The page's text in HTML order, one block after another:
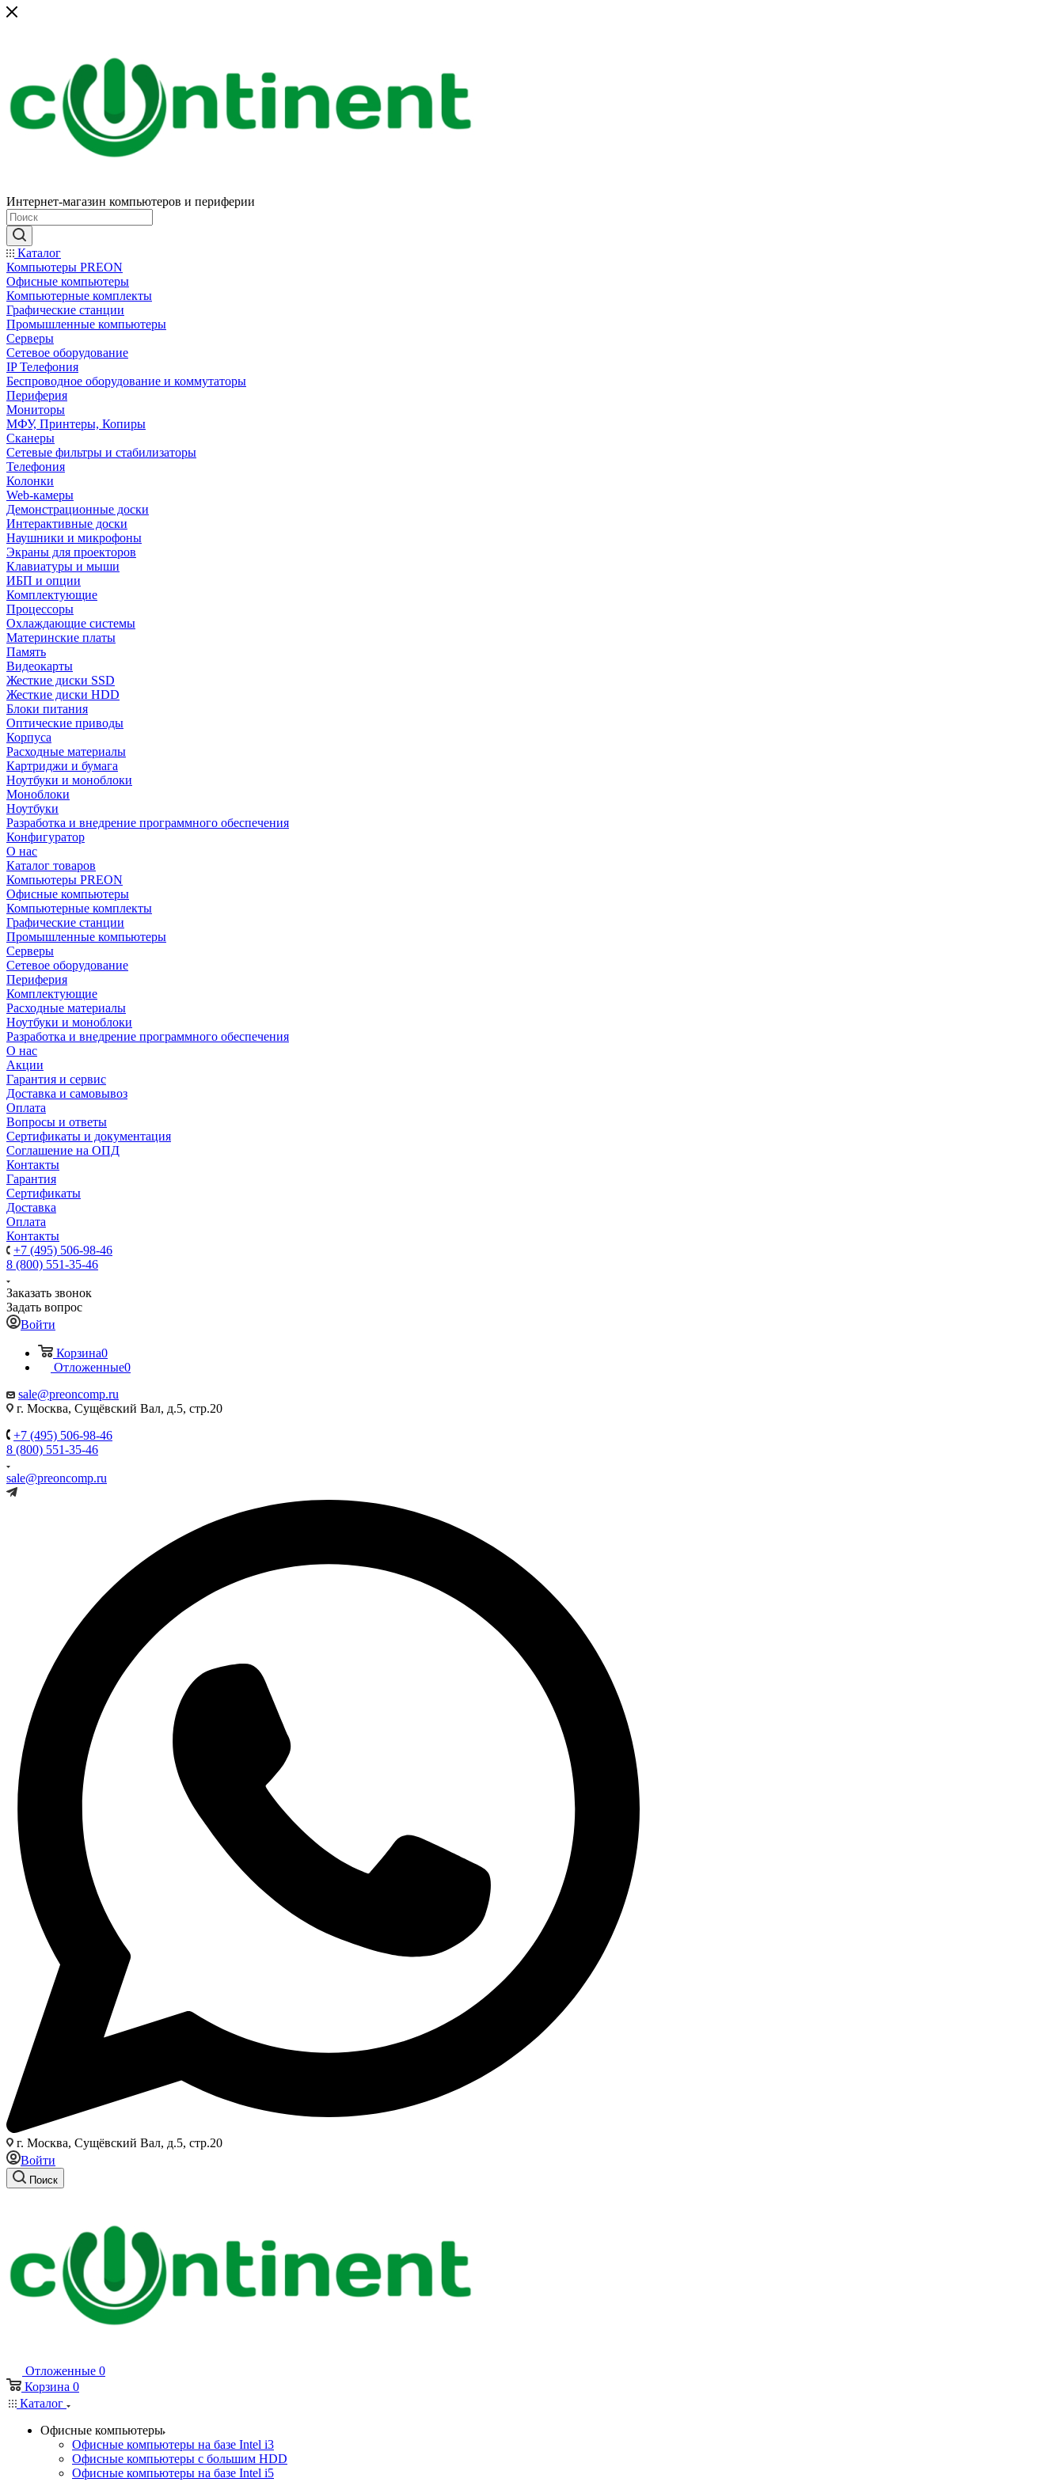
Интернет-магазин компьютеров и периферии
Каталог
Компьютеры PREON
Офисные компьютеры
Компьютерные комплекты
Графические станции
Промышленные компьютеры
Серверы
Сетевое оборудование
IP Телефония
Беспроводное оборудование и коммутаторы
Периферия
Мониторы
МФУ, Принтеры, Копиры
Сканеры
Сетевые фильтры и стабилизаторы
Телефония
Колонки
Web-камеры
Демонстрационные доски
Интерактивные доски
Наушники и микрофоны
Экраны для проекторов
Клавиатуры и мыши
ИБП и опции
Комплектующие
Процессоры
Охлаждающие системы
Материнские платы
Память
Видеокарты
Жесткие диски SSD
Жесткие диски HDD
Блоки питания
Оптические приводы
Корпуса
Расходные материалы
Картриджи и бумага
Ноутбуки и моноблоки
Моноблоки
Ноутбуки
Разработка и внедрение программного обеспечения
Конфигуратор
О нас
Каталог товаров
Компьютеры PREON
Офисные компьютеры
Компьютерные комплекты
Графические станции
Промышленные компьютеры
Серверы
Сетевое оборудование
Периферия
Комплектующие
Расходные материалы
Ноутбуки и моноблоки
Разработка и внедрение программного обеспечения
О нас
Акции
Гарантия и сервис
Доставка и самовывоз
Оплата
Вопросы и ответы
Сертификаты и документация
Соглашение на ОПД
Контакты
Гарантия
Сертификаты
Доставка
Оплата
Контакты
+7 (495) 506-98-46
8 (800) 551-35-46
Заказать звонок
Задать вопрос
Войти
Корзина0
Отложенные0
sale@preoncomp.ru
г. Москва, Сущёвский Вал, д.5, стр.20
+7 (495) 506-98-46
8 (800) 551-35-46
sale@preoncomp.ru
г. Москва, Сущёвский Вал, д.5, стр.20
Войти
Поиск
Отложенные 0
Корзина 0
Каталог
Офисные компьютеры
Офисные компьютеры на базе Intel i3
Офисные компьютеры с большим HDD
Офисные компьютеры на базе Intel i5